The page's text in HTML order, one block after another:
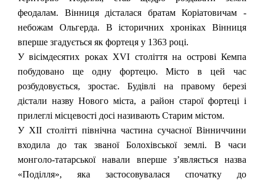
феодалам. Вінниця дісталася братам Коріатовичам -
небожам Ольгерда. В історичних хроніках Вінниця
вперше згадується як фортеця у 1363 році.
У вісімдесятих роках XVI століття на острові Кемпа
побудовано ще одну фортецю. Місто в цей час
розбудовується, зростає. Будівлі на правому березі
дістали назву Нового міста, а район старої фортеці і
прилеглі місцевості досі називають Старим містом.
У XII столітті північна частина сучасної Вінниччини
входила до так званої Болохівської землі. В часи
монголо-татарської навали вперше з’являється назва
«Поділля», яка застосовувалася спочатку до